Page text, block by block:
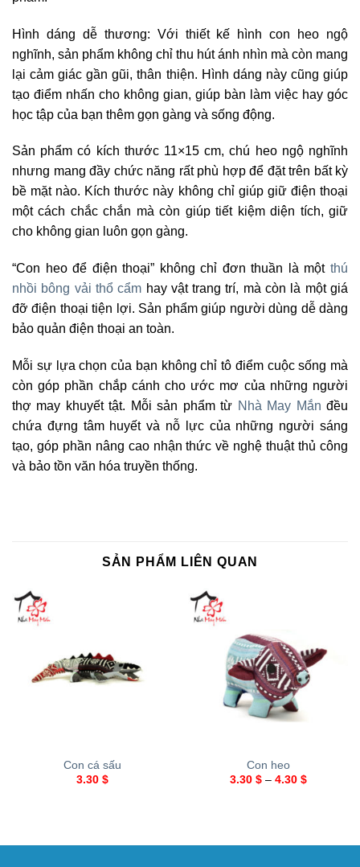
Hình dáng dễ thương: Với thiết kế hình con heo ngộ
nghĩnh, sản phẩm không chỉ thu hút ánh nhìn mà còn mang
lại cảm giác gần gũi, thân thiện. Hình dáng này cũng giúp
tạo điểm nhấn cho không gian, giúp bàn làm việc hay góc
học tập của bạn thêm gọn gàng và sống động.
Sản phẩm có kích thước 11×15 cm, chú heo ngộ nghĩnh
nhưng mang đầy chức năng rất phù hợp để đặt trên bất kỳ
bề mặt nào. Kích thước này không chỉ giúp giữ điện thoại
một cách chắc chắn mà còn giúp tiết kiệm diện tích, giữ
cho không gian luôn gọn gàng.
“Con heo để điện thoại” không chỉ đơn thuần là một thú
nhồi bông vải thổ cẩm hay vật trang trí, mà còn là một giá
đỡ điện thoại tiện lợi. Sản phẩm giúp người dùng dễ dàng
bảo quản điện thoại an toàn.
Mỗi sự lựa chọn của bạn không chỉ tô điểm cuộc sống mà
còn góp phần chắp cánh cho ước mơ của những người
thợ may khuyết tật. Mỗi sản phẩm từ Nhà May Mắn đều
chứa đựng tâm huyết và nỗ lực của những người sáng
tạo, góp phần nâng cao nhận thức về nghệ thuật thủ công
và bảo tồn văn hóa truyền thống.
SẢN PHẨM LIÊN QUAN
Con cá sấu
3.30 $
Con heo
3.30 $– 4.30 $